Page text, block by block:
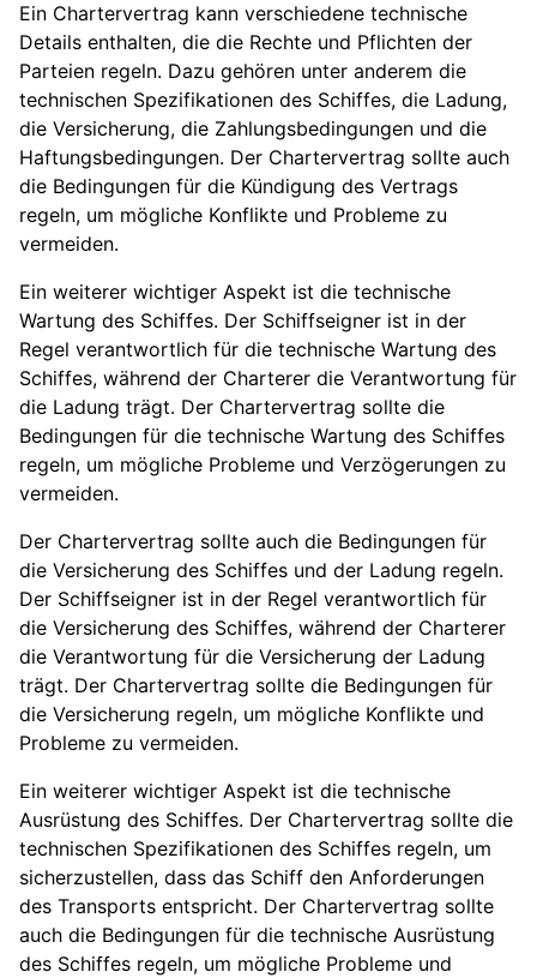
Ein Chartervertrag kann verschiedene technische
Details enthalten, die die Rechte und Pflichten der
Parteien regeln. Dazu gehören unter anderem die
technischen Spezifikationen des Schiffes, die Ladung,
die Versicherung, die Zahlungsbedingungen und die
Haftungsbedingungen. Der Chartervertrag sollte auch
die Bedingungen für die Kündigung des Vertrags
regeln, um mögliche Konflikte und Probleme zu
vermeiden.
Ein weiterer wichtiger Aspekt ist die technische
Wartung des Schiffes. Der Schiffseigner ist in der
Regel verantwortlich für die technische Wartung des
Schiffes, während der Charterer die Verantwortung für
die Ladung trägt. Der Chartervertrag sollte die
Bedingungen für die technische Wartung des Schiffes
regeln, um mögliche Probleme und Verzögerungen zu
vermeiden.
Der Chartervertrag sollte auch die Bedingungen für
die Versicherung des Schiffes und der Ladung regeln.
Der Schiffseigner ist in der Regel verantwortlich für
die Versicherung des Schiffes, während der Charterer
die Verantwortung für die Versicherung der Ladung
trägt. Der Chartervertrag sollte die Bedingungen für
die Versicherung regeln, um mögliche Konflikte und
Probleme zu vermeiden.
Ein weiterer wichtiger Aspekt ist die technische
Ausrüstung des Schiffes. Der Chartervertrag sollte die
technischen Spezifikationen des Schiffes regeln, um
sicherzustellen, dass das Schiff den Anforderungen
des Transports entspricht. Der Chartervertrag sollte
auch die Bedingungen für die technische Ausrüstung
des Schiffes regeln, um mögliche Probleme und